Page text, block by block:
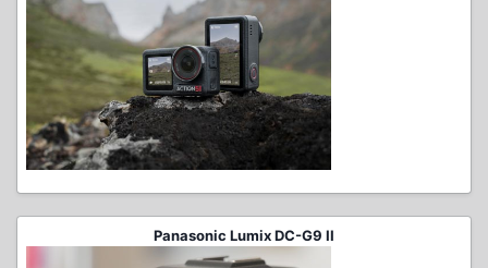
Panasonic Lumix DC-G9 II